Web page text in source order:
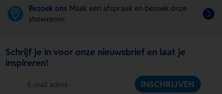
Bezoek ons Maak een afspraak en bezoek onze
showroom.
Schrijf je in voor onze nieuwsbrief en laat je
inspireren!
INSCHRIJVEN